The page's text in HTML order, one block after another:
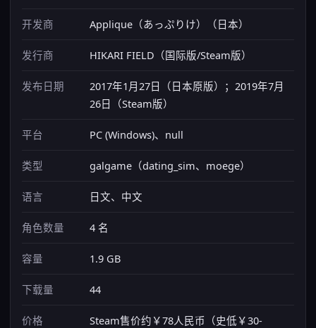
开发商 Applique（あっぷりけ）（日本）
发行商 HIKARI FIELD（国际版/Steam版）
发布日期
2017年1月27日（日本原版）；2019年7月
26日（Steam版）
平台 PC (Windows)、null
类型 galgame（dating_sim、moege）
语言 日文、中文
角色数量 4 名
容量 1.9 GB
下载量 44
价格
Steam售价约￥78人民币（史低￥30-